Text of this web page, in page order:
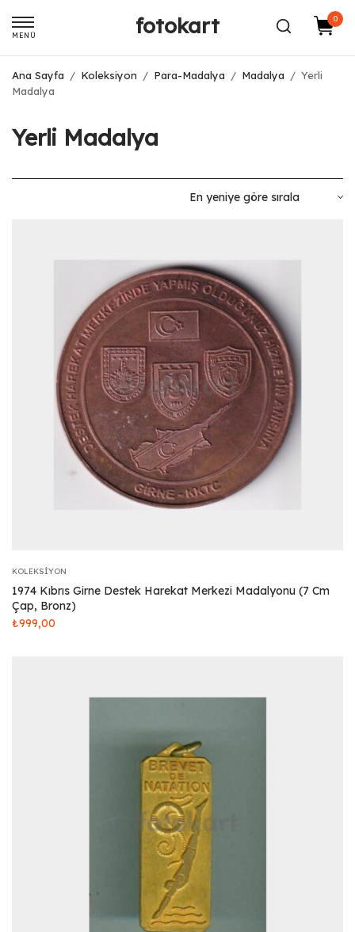
MENÜ fotokart 0
Ana Sayfa / Koleksiyon / Para-Madalya / Madalya / Yerli
Madalya
Yerli Madalya
KOLEKSIYON
1974 Kıbrıs Girne Destek Harekat Merkezi Madalyonu (7 Cm
Çap, Bronz)
₺999,00